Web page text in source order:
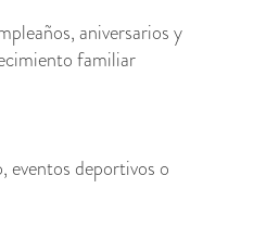
aniversarios y
familiar
eventos deportivos o